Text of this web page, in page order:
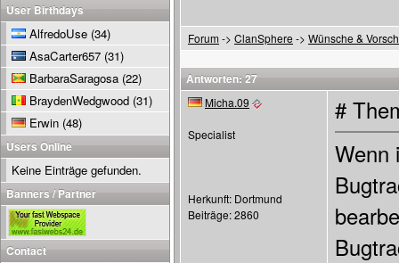
Forum-> ClanSphere -> Wünsche &
Antworten: 27
Micha.09
Specialist
Herkunft: Dortmund
Beiträge: 2860
#
Wenn
User Birthdays
AlfredoUse (34)
AsaCarter657 (31)
BarbaraSaragosa (22)
BraydenWedgwood (31)
Erwin (48)
Users Online
Keine Einträge gefunden.
Banners / Partner
Contact